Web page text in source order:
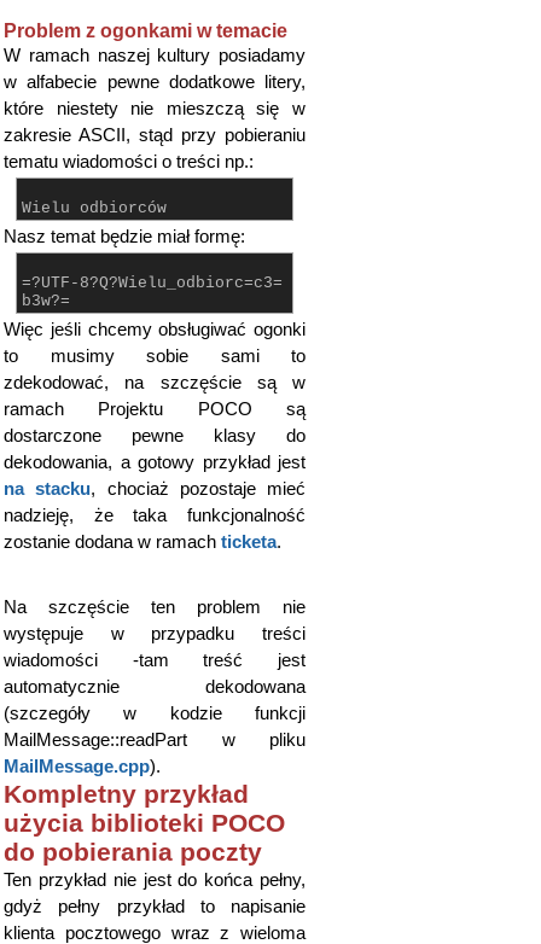
Problem z ogonkami w temacie
W ramach naszej kultury posiadamy
w alfabecie pewne dodatkowe litery,
które niestety nie mieszczą się w
zakresie ASCII, stąd przy pobieraniu
tematu wiadomości o treści np.:
Wielu odbiorców
Nasz temat będzie miał formę:
=?UTF-8?Q?Wielu_odbiorc=c3=
b3w?=
Więc jeśli chcemy obsługiwać ogonki
to musimy sobie sami to
zdekodować, na szczęście są w
ramach Projektu POCO są
dostarczone pewne klasy do
dekodowania, a gotowy przykład jest
na stacku, chociaż pozostaje mieć
nadzieję, że taka funkcjonalność
zostanie dodana w ramach ticketa.
Na szczęście ten problem nie
występuje w przypadku treści
wiadomości -tam treść jest
automatycznie dekodowana
(szczegóły w kodzie funkcji
MailMessage::readPart w pliku
MailMessage.cpp).
Kompletny przykład
użycia biblioteki POCO
do pobierania poczty
Ten przykład nie jest do końca pełny,
gdyż pełny przykład to napisanie
klienta pocztowego wraz z wieloma